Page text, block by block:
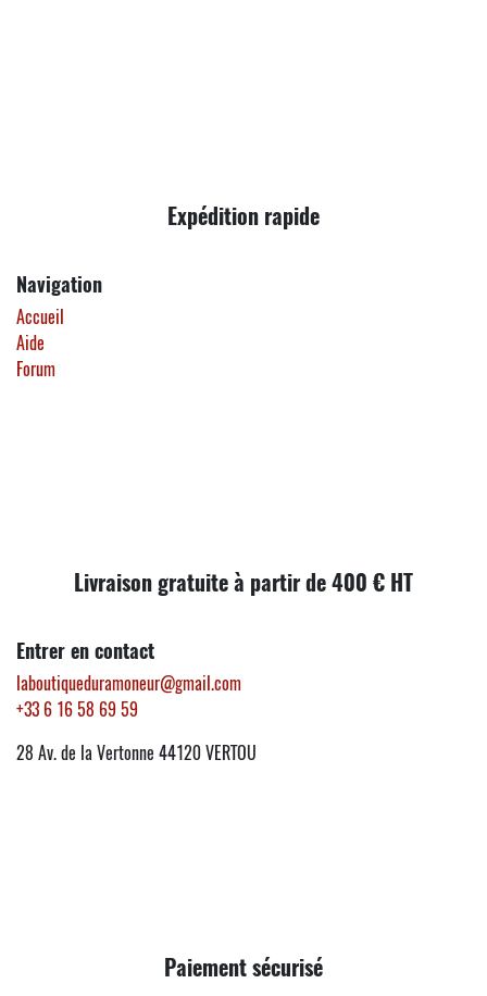
Expédition rapide
Navigation
Accueil
Aide
Forum
Livraison gratuite à partir de 400 € HT
Entrer en contact
laboutiqueduramoneur@gmail.com
+33 6 16 58 69 59
28 Av. de la Vertonne 44120 VERTOU
Paiement sécurisé